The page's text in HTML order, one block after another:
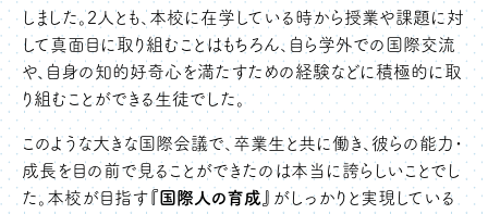
しました。2人とも、本校に在学している時から授業や課題に対
して真面目に取り組むことはもちろん、自ら学外での国際交流
や、自身の知的好奇心を満たすための経験などに積極的に取
り組むことができる生徒でした。
このような大きな国際会議で、卒業生と共に働き、彼らの能力・
成長を目の前で見ることができたのは本当に誇らしいことでし
た。本校が目指す 『国際人の育成』 がしっかりと実現している